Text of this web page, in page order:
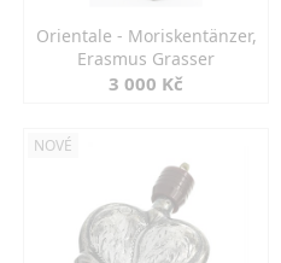
Orientale - Moriskentänzer,
Erasmus Grasser
3 000 Kč
NOVÉ